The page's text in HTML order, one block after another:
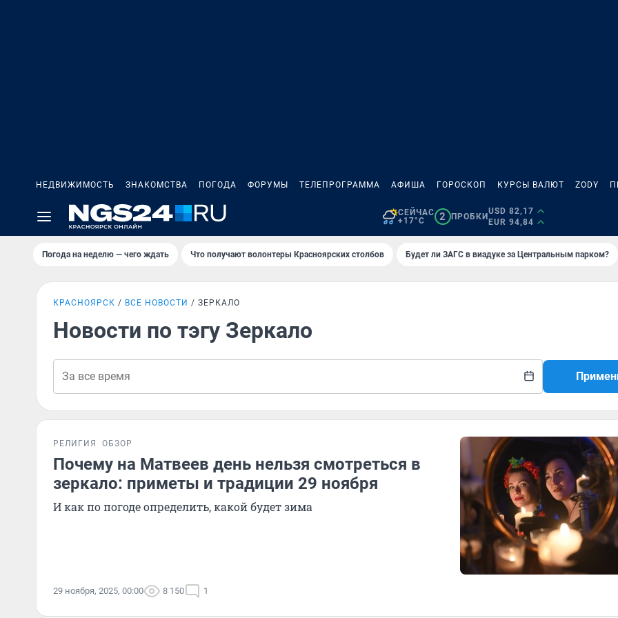
НЕДВИЖИМОСТЬ ЗНАКОМСТВА ПОГОДА ФОРУМЫ ТЕЛЕПРОГРАММА АФИША ГОРОСКОП КУРСЫ ВАЛЮТ ZODY
СЕЙЧАС
+17°C
2 ПРОБКИ
USD 82,17
EUR 94,84
Погода на неделю — чего ждать Что получают волонтеры Красноярских столбов Будет ли ЗАГС в виадуке за Центральным парком?
КРАСНОЯРСК ВСЕ НОВОСТИ ЗЕРКАЛО
Новости по тэгу Зеркало
РЕЛИГИЯ ОБЗОР
Почему на Матвеев день нельзя смотреться в
зеркало: приметы и традиции 29 ноября
И как по погоде определить, какой будет зима
29 ноября, 2025, 00:00 8 150 1